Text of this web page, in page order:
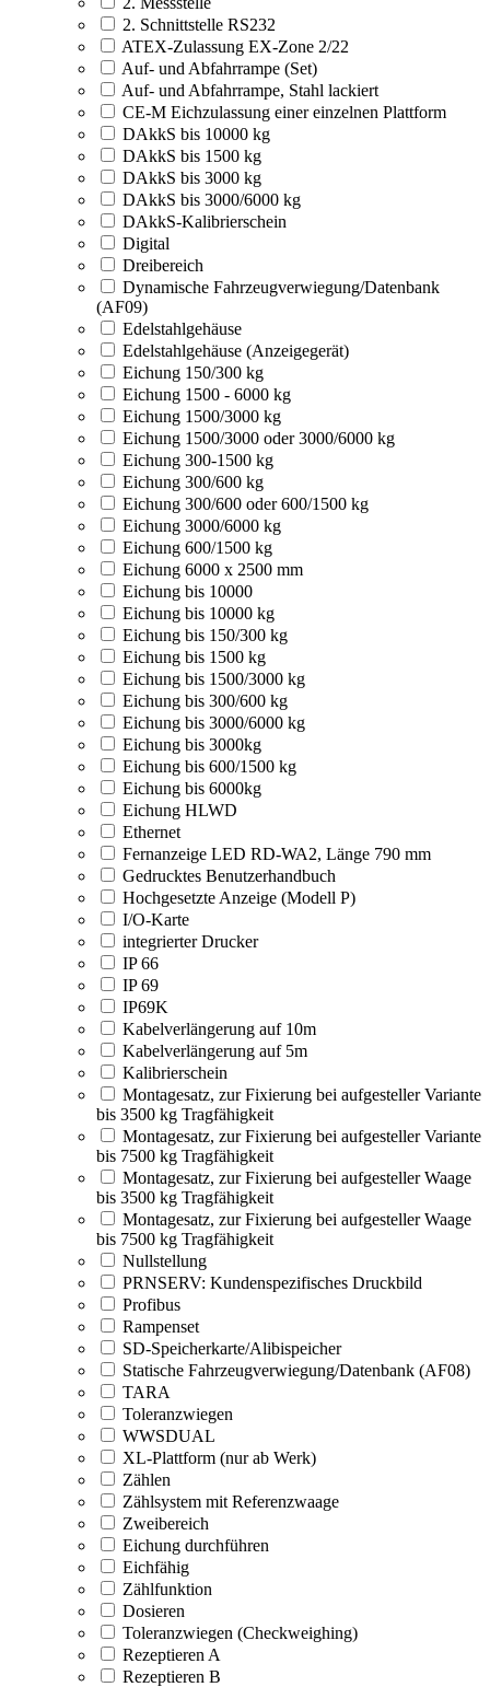
2. Schnittstelle RS232
ATEX-Zulassung EX-Zone 2/22
Auf- und Abfahrrampe (Set)
Auf- und Abfahrrampe, Stahl lackiert
CE-M Eichzulassung einer einzelnen Plattform
DAkkS bis 10000 kg
DAkkS bis 1500 kg
DAkkS bis 3000 kg
DAkkS bis 3000/6000 kg
DAkkS-Kalibrierschein
Digital
Dreibereich
Dynamische Fahrzeugverwiegung/Datenbank
(AF09)
Edelstahlgehäuse
Edelstahlgehäuse (Anzeigegerät)
Eichung 150/300 kg
Eichung 1500 - 6000 kg
Eichung 1500/3000 kg
Eichung 1500/3000 oder 3000/6000 kg
Eichung 300-1500 kg
Eichung 300/600 kg
Eichung 300/600 oder 600/1500 kg
Eichung 3000/6000 kg
Eichung 600/1500 kg
Eichung 6000 x 2500 mm
Eichung bis 10000
Eichung bis 10000 kg
Eichung bis 150/300 kg
Eichung bis 1500 kg
Eichung bis 1500/3000 kg
Eichung bis 300/600 kg
Eichung bis 3000/6000 kg
Eichung bis 3000kg
Eichung bis 600/1500 kg
Eichung bis 6000kg
Eichung HLWD
Ethernet
Fernanzeige LED RD-WA2, Länge 790 mm
Gedrucktes Benutzerhandbuch
Hochgesetzte Anzeige (Modell P)
I/O-Karte
integrierter Drucker
IP 66
IP 69
IP69K
Kabelverlängerung auf 10m
Kabelverlängerung auf 5m
Kalibrierschein
Montagesatz, zur Fixierung bei aufgesteller Variante
bis 3500 kg Tragfähigkeit
Montagesatz, zur Fixierung bei aufgesteller Variante
bis 7500 kg Tragfähigkeit
Montagesatz, zur Fixierung bei aufgesteller Waage
bis 3500 kg Tragfähigkeit
Montagesatz, zur Fixierung bei aufgesteller Waage
bis 7500 kg Tragfähigkeit
Nullstellung
PRNSERV: Kundenspezifisches Druckbild
Profibus
Rampenset
SD-Speicherkarte/Alibispeicher
Statische Fahrzeugverwiegung/Datenbank (AF08)
TARA
Toleranzwiegen
WWSDUAL
XL-Plattform (nur ab Werk)
Zählen
Zählsystem mit Referenzwaage
Zweibereich
Eichung durchführen
Eichfähig
Zählfunktion
Dosieren
Toleranzwiegen (Checkweighing)
Rezeptieren A
Rezeptieren B